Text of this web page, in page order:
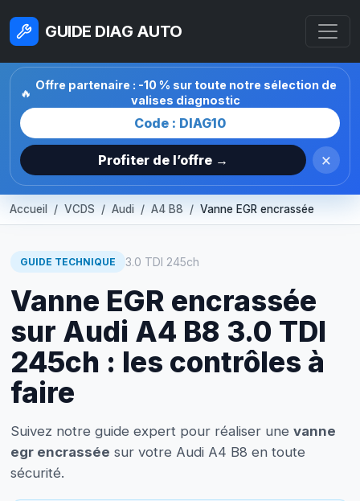
GUIDE DIAG AUTO
🔥
Offre partenaire : -10 % sur toute notre sélection de
valises diagnostic
Code : DIAG10
Profiter de l’offre → ×
Accueil VCDS Audi A4 B8 Vanne EGR encrassée
GUIDE TECHNIQUE 3.0 TDI 245ch
Vanne EGR encrassée
sur Audi A4 B8 3.0 TDI
245ch : les contrôles à
faire
Suivez notre guide expert pour réaliser une vanne
egr encrassée sur votre Audi A4 B8 en toute
sécurité.